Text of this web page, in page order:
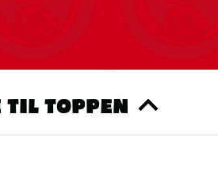
TOPPEN